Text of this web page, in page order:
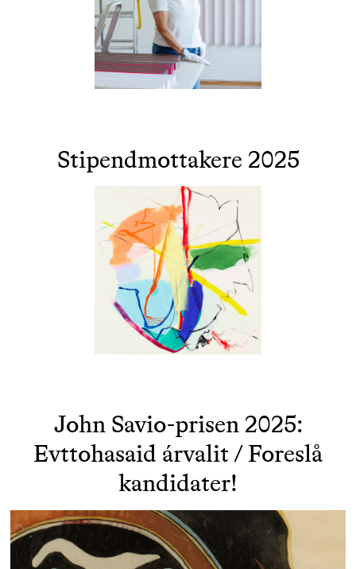
Stipendmottakere 2025
John Savio-prisen 2025:
Evttohasaid árvalit / Foreslå
kandidater!